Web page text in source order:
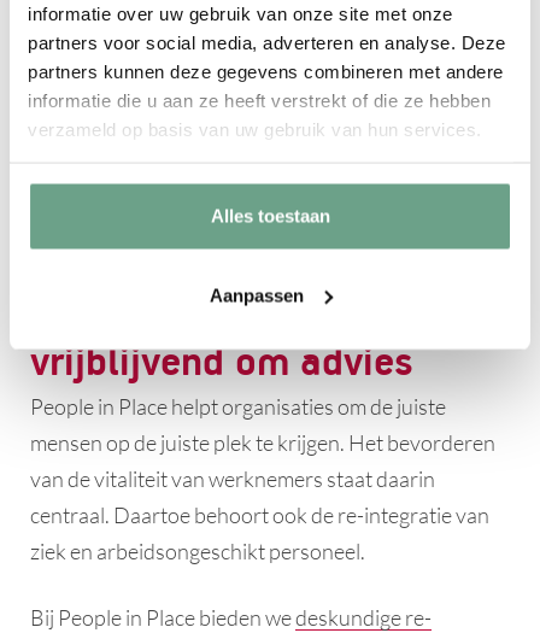
informatie over uw gebruik van onze site met onze
partners voor social media, adverteren en analyse. Deze
partners kunnen deze gegevens combineren met andere
informatie die u aan ze heeft verstrekt of die ze hebben
verzameld op basis van uw gebruik van hun services.
Alles toestaan
Aanpassen
Meer weten? Vraag ons
vrijblijvend om advies
People in Place helpt organisaties om de juiste
mensen op de juiste plek te krijgen. Het bevorderen
van de vitaliteit van werknemers staat daarin
centraal. Daartoe behoort ook de re-integratie van
ziek en arbeidsongeschikt personeel.
Bij People in Place bieden wedeskundige re-